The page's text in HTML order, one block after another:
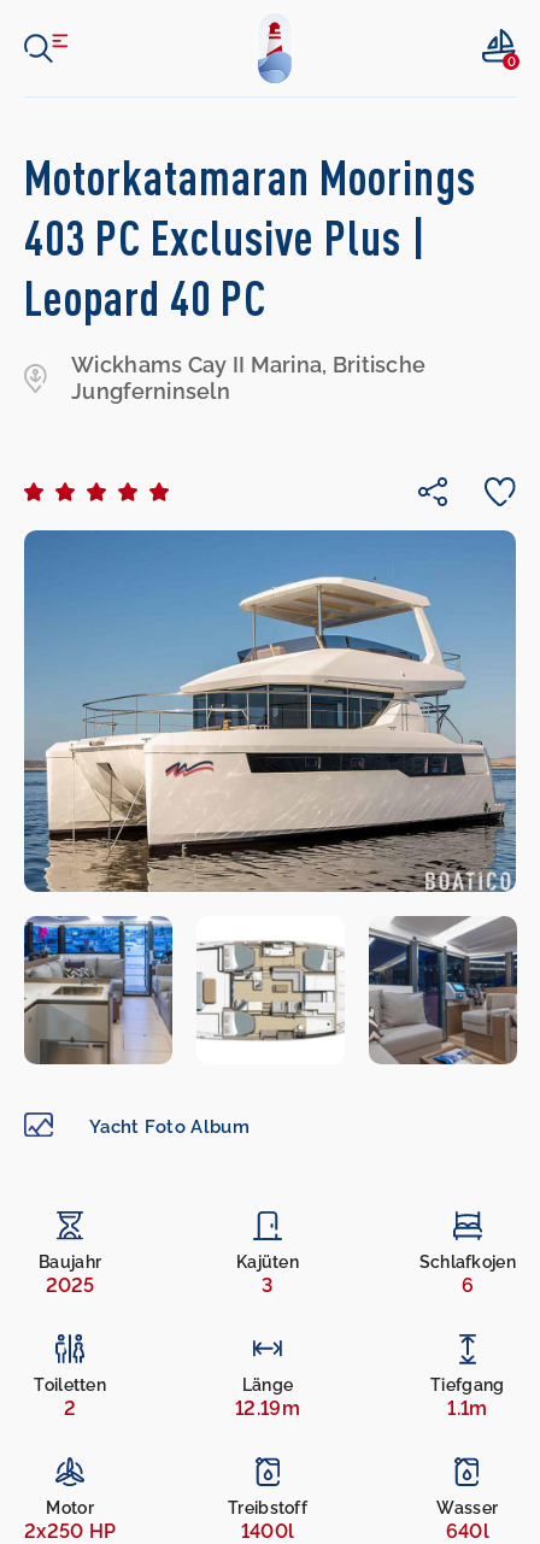
0
Motorkatamaran Moorings
403 PC Exclusive Plus |
Leopard 40 PC
Wickhams Cay II Marina, Britische
Jungferninseln
Yacht Foto Album
Baujahr
2025
Kajüten
3
Schlafkojen
6
Toiletten
2
Länge
12.19m
Tiefgang
1.1m
Motor
2x250 HP
Treibstoff
1400l
Wasser
640l